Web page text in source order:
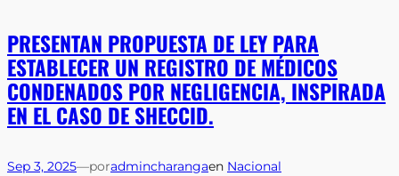
PRESENTAN PROPUESTA DE LEY PARA
ESTABLECER UN REGISTRO DE MÉDICOS
CONDENADOS POR NEGLIGENCIA, INSPIRADA
EN EL CASO DE SHECCID.
Sep 3, 2025—poradmincharangaen Nacional